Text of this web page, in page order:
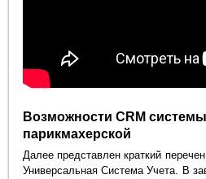
Возможности CRM
парикмахерской
Далее представлен краткий
Универсальная Система Учета. В